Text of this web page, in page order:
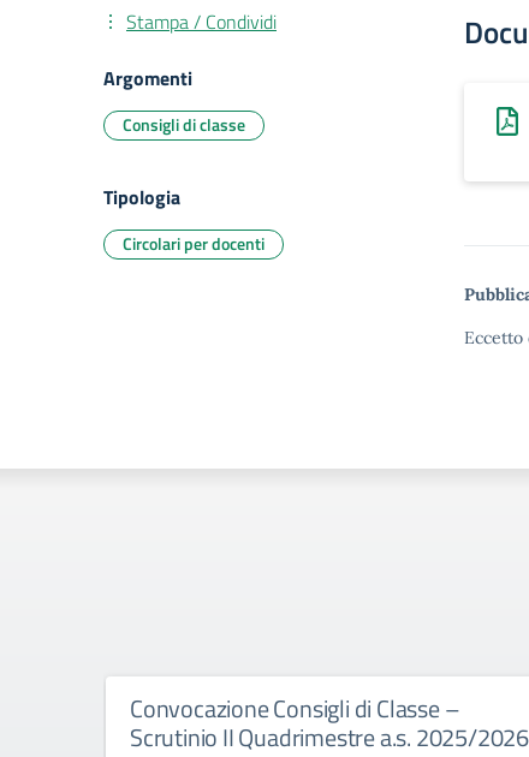
Eccetto
Stampa / Condividi
Argomenti
Consigli di classe
Tipologia
Circolari per docenti
Convocazione Consigli di Classe –
Scrutinio II Quadrimestre a.s. 2025/2026